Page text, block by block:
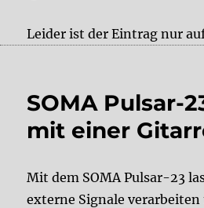
Leider ist der Eintrag nur
SOMA Pulsar-
mit einer
Mit dem SOMA Pulsar-23
externe Signale verarbeiten